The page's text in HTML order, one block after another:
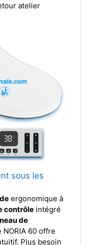
atelier
sous les
ergonomique à
contrôleintégré
de
60 offre
Plus besoin